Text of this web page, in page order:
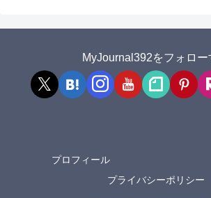
MyJournal392をフォロー
プロフィール
プライバシーポリシー